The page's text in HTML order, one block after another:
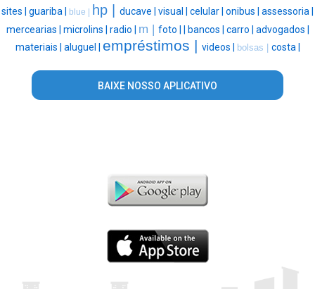
sites | guariba | blue | hp | ducave | visual | celular | onibus | assessoria |
mercearias | microlins | radio | m | foto | | bancos | carro | advogados |
materiais | aluguel | empréstimos | videos | bolsas | costa |
BAIXE NOSSO APLICATIVO